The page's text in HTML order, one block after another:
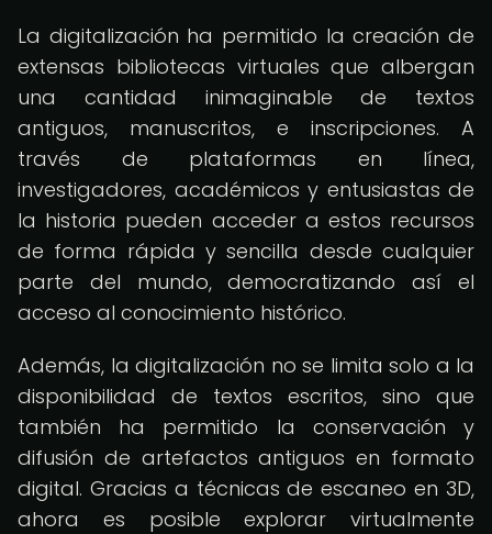
La digitalización ha permitido la creación de
extensas bibliotecas virtuales que albergan
una cantidad inimaginable de textos
antiguos, manuscritos, e inscripciones. A
través de plataformas en línea,
investigadores, académicos y entusiastas de
la historia pueden acceder a estos recursos
de forma rápida y sencilla desde cualquier
parte del mundo, democratizando así el
acceso al conocimiento histórico.
Además, la digitalización no se limita solo a la
disponibilidad de textos escritos, sino que
también ha permitido la conservación y
difusión de artefactos antiguos en formato
digital. Gracias a técnicas de escaneo en 3D,
ahora es posible explorar virtualmente